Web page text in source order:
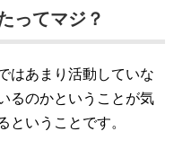
ってマジ？
はあまり活動していな
るのかということが気
ということです。